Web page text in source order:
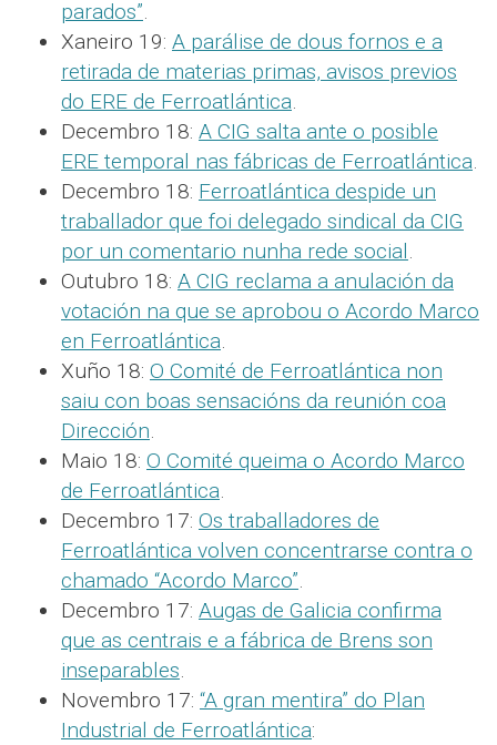
parados”.
Xaneiro 19: A parálise de dous fornos e a
retirada de materias primas, avisos previos
do ERE de Ferroatlántica.
Decembro 18: A CIG salta ante o posible
ERE temporal nas fábricas de Ferroatlántica.
Decembro 18: Ferroatlántica despide un
traballador que foi delegado sindical da CIG
por un comentario nunha rede social.
Outubro 18: A CIG reclama a anulación da
votación na que se aprobou o Acordo Marco
en Ferroatlántica.
Xuño 18: O Comité de Ferroatlántica non
saiu con boas sensacións da reunión coa
Dirección.
Maio 18: O Comité queima o Acordo Marco
de Ferroatlántica.
Decembro 17: Os traballadores de
Ferroatlántica volven concentrarse contra o
chamado “Acordo Marco”.
Decembro 17: Augas de Galicia confirma
que as centrais e a fábrica de Brens son
inseparables.
Novembro 17: “A gran mentira” do Plan
Industrial de Ferroatlántica: